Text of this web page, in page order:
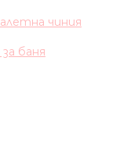
чиния
баня